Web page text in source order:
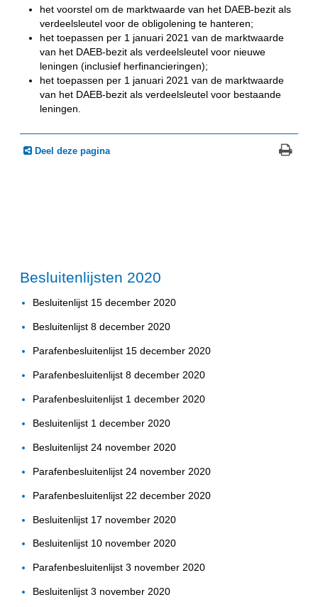
het voorstel om de marktwaarde van het DAEB-bezit als
verdeelsleutel voor de obligolening te hanteren;
het toepassen per 1 januari 2021 van de marktwaarde
van het DAEB-bezit als verdeelsleutel voor nieuwe
leningen (inclusief herfinancieringen);
het toepassen per 1 januari 2021 van de marktwaarde
van het DAEB-bezit als verdeelsleutel voor bestaande
leningen.
Deel deze pagina
Besluitenlijsten 2020
Besluitenlijst 15 december 2020
Besluitenlijst 8 december 2020
Parafenbesluitenlijst 15 december 2020
Parafenbesluitenlijst 8 december 2020
Parafenbesluitenlijst 1 december 2020
Besluitenlijst 1 december 2020
Besluitenlijst 24 november 2020
Parafenbesluitenlijst 24 november 2020
Parafenbesluitenlijst 22 december 2020
Besluitenlijst 17 november 2020
Besluitenlijst 10 november 2020
Parafenbesluitenlijst 3 november 2020
Besluitenlijst 3 november 2020